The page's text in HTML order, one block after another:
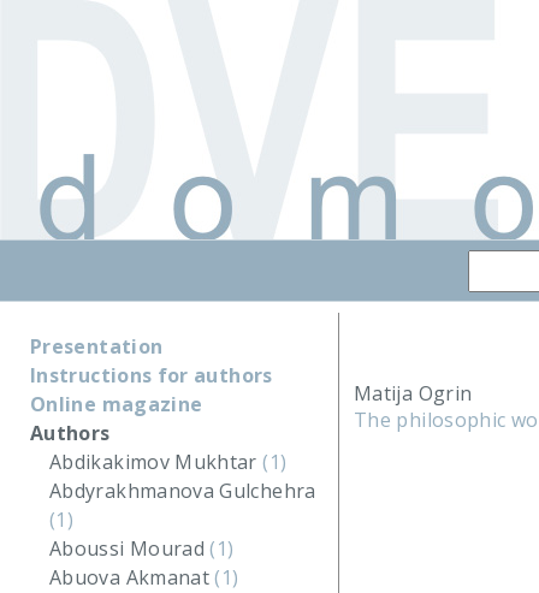
Presentation
Instructions for authors
Online magazine
Authors
Abdikakimov Mukhtar(1)
Abdyrakhmanova Gulchehra
(1)
Aboussi Mourad(1)
Abuova Akmanat(1)
Matija Ogrin
The philosophic